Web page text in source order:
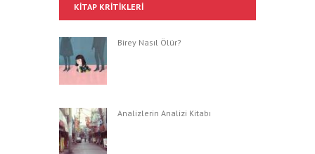
KITAP KRITIKLERI
Birey Nasıl Ölür?
Analizlerin Analizi Kitabı